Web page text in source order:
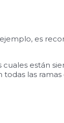
es
están
las ramas